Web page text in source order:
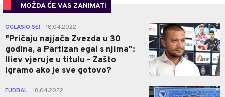
MOŽDA ĆE VAS ZANIMATI
OGLASIO SE! 18.04.2022.
"Pričaju najjača Zvezda u 30
godina, a Partizan egal s njima":
Iliev vjeruje u titulu - Zašto
igramo ako je sve gotovo?
0
FUDBAL 18.04.2022. 0